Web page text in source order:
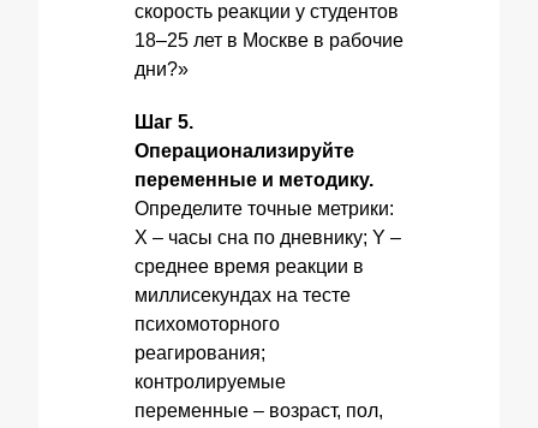
скорость реакции у студентов
18–25 лет в Москве в рабочие
дни?»
Шаг 5.
Операционализируйте
переменные и методику.
Определите точные метрики:
X – часы сна по дневнику; Y –
среднее время реакции в
миллисекундах на тесте
психомоторного
реагирования;
контролируемые
переменные – возраст, пол,